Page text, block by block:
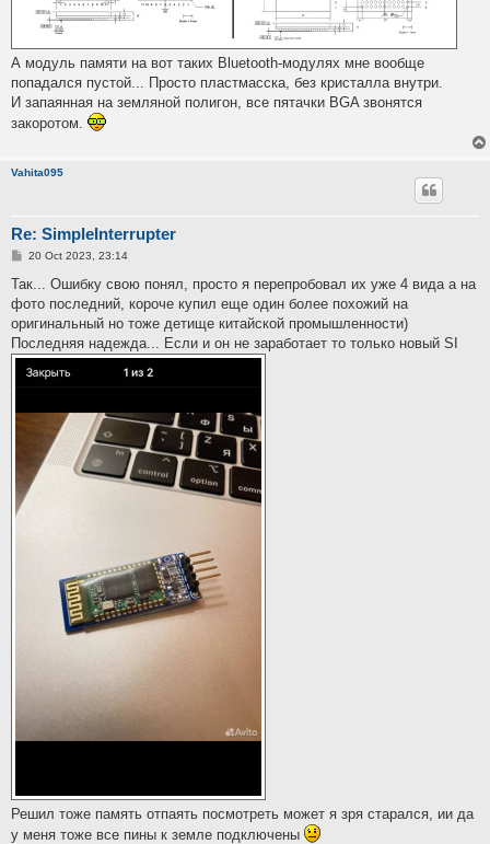
А модуль памяти на вот таких Bluetooth-модулях мне вообще
попадался пустой... Просто пластмасска, без кристалла внутри.
И запаянная на земляной полигон, все пятачки BGA звонятся
закоротом.
Vahita095
Re: SimpleInterrupter
P
s
20 Oct 2023, 23:14
Так... Ошибку свою понял, просто я перепробовал их уже 4 вида а на
фото последний, короче купил еще один более похожий на
оригинальный но тоже детище китайской промышленности)
Последняя надежда... Если и он не заработает то только новый SI
Решил тоже память отпаять посмотреть может я зря старался, ии да
у меня тоже все пины к земле подключены